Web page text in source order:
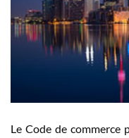
Le Code de commerce